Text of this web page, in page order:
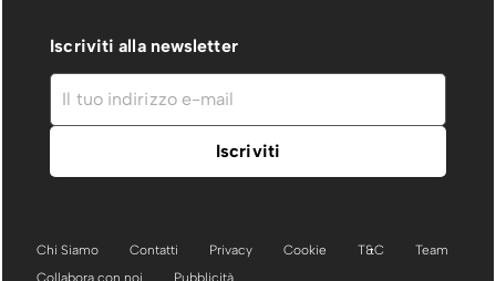
Iscriviti alla newsletter
Chi Siamo Contatti Privacy Cookie T&C
Team
Collabora con noi
Pubblicità